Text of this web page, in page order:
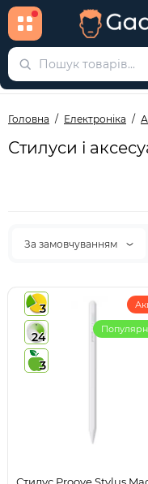
Головна Електроніка
Стилуси і
За замовчуванням
3
24
3